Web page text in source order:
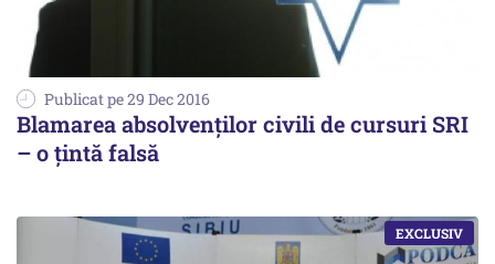
Publicat pe 29 Dec 2016
Blamarea absolvenților civili de cursuri SRI
– o țintă falsă